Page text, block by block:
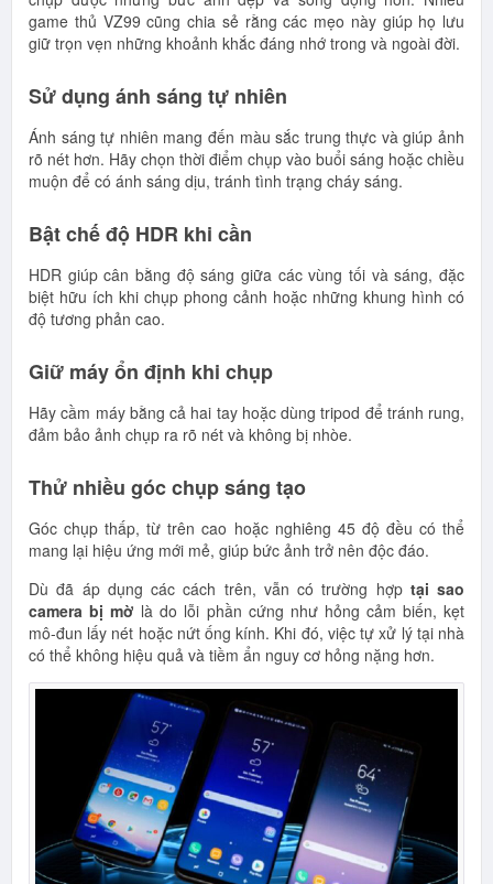
game thủ VZ99 cũng chia sẻ rằng các mẹo này giúp họ lưu
giữ trọn vẹn những khoảnh khắc đáng nhớ trong và ngoài đời.
Sử dụng ánh sáng tự nhiên
Ánh sáng tự nhiên mang đến màu sắc trung thực và giúp ảnh
rõ nét hơn. Hãy chọn thời điểm chụp vào buổi sáng hoặc chiều
muộn để có ánh sáng dịu, tránh tình trạng cháy sáng.
Bật chế độ HDR khi cần
HDR giúp cân bằng độ sáng giữa các vùng tối và sáng, đặc
biệt hữu ích khi chụp phong cảnh hoặc những khung hình có
độ tương phản cao.
Giữ máy ổn định khi chụp
Hãy cầm máy bằng cả hai tay hoặc dùng tripod để tránh rung,
đảm bảo ảnh chụp ra rõ nét và không bị nhòe.
Thử nhiều góc chụp sáng tạo
Góc chụp thấp, từ trên cao hoặc nghiêng 45 độ đều có thể
mang lại hiệu ứng mới mẻ, giúp bức ảnh trở nên độc đáo.
Dù đã áp dụng các cách trên, vẫn có trường hợp tại sao
camera bị mờ là do lỗi phần cứng như hỏng cảm biến, kẹt
mô-đun lấy nét hoặc nứt ống kính. Khi đó, việc tự xử lý tại nhà
có thể không hiệu quả và tiềm ẩn nguy cơ hỏng nặng hơn.